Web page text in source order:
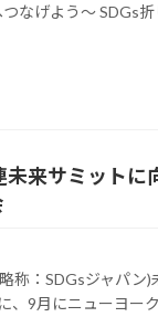
なげよう～ SDGs
未来サミットに
称：SDGsジャパン
、9月にニューヨー